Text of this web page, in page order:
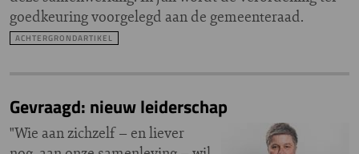
goedkeuring voorgelegd aan de gemeenteraad.
ACHTERGRONDARTIKEL
Gevraagd: nieuw leiderschap
"Wie aan zichzelf – en liever